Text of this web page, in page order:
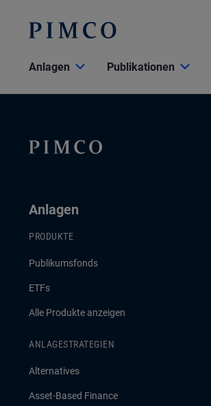
Anlagen Publikationen
Anlagen
PRODUKTE
Publikumsfonds
ETFs
Alle Produkte anzeigen
ANLAGESTRATEGIEN
Alternatives
Asset-Based Finance